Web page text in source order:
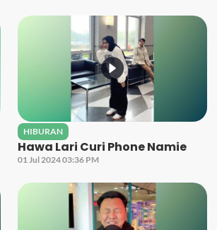
HIBURAN
Hawa Lari Curi Phone Namie
01 Jul 2024 03:36 PM